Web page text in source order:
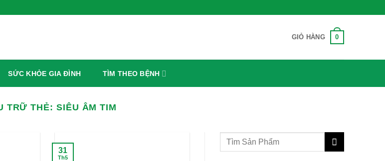
GIỎ HÀNG 0
SỨC KHỎE GIA ĐÌNH TÌM THEO BỆNH
TRỮ THẺ: SIÊU ÂM TIM
31
Th5